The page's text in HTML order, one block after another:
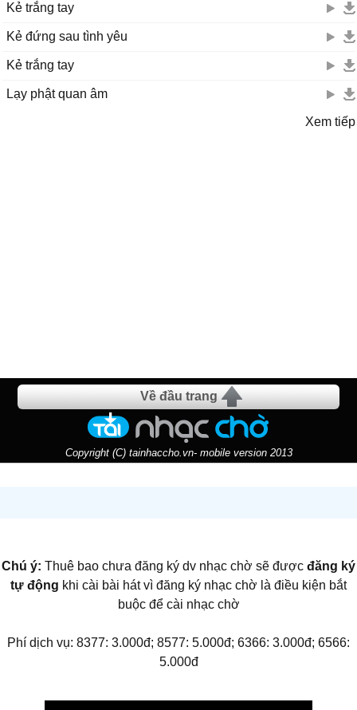
Kẻ trắng tay
Kẻ đứng sau tình yêu
Kẻ trắng tay
Lạy phật quan âm
Xem tiếp
Về đầu trang
Copyright (C) tainhaccho.vn- mobile version 2013
Chú ý: Thuê bao chưa đăng ký dv nhạc chờ sẽ được đăng ký
tự động khi cài bài hát vì đăng ký nhạc chờ là điều kiện bắt
buộc để cài nhạc chờ
Phí dịch vụ: 8377: 3.000đ; 8577: 5.000đ; 6366: 3.000đ; 6566:
5.000đ